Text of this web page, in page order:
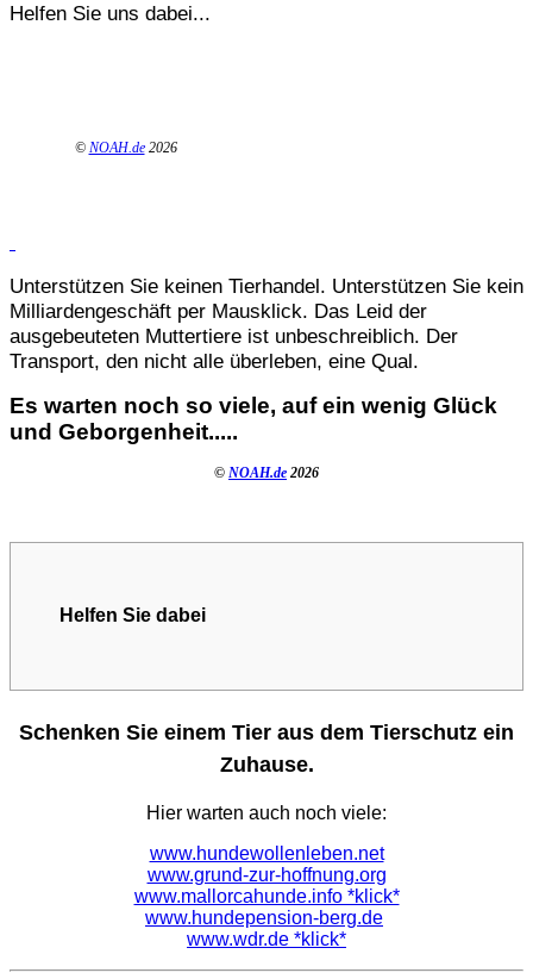
Helfen Sie uns dabei...
© NOAH.de 2026
Unterstützen Sie keinen Tierhandel. Unterstützen Sie kein
Milliardengeschäft per Mausklick. Das Leid der
ausgebeuteten Muttertiere ist unbeschreiblich. Der
Transport, den nicht alle überleben, eine Qual.
Es warten noch so viele, auf ein wenig Glück
und Geborgenheit.....
© NOAH.de 2026
Helfen Sie dabei
Schenken Sie einem Tier aus dem Tierschutz ein
Zuhause.
Hier warten auch noch viele:
www.hundewollenleben.net
www.grund-zur-hoffnung.org
www.mallorcahunde.info *klick*
www.hundepension-berg.de
www.wdr.de *klick*